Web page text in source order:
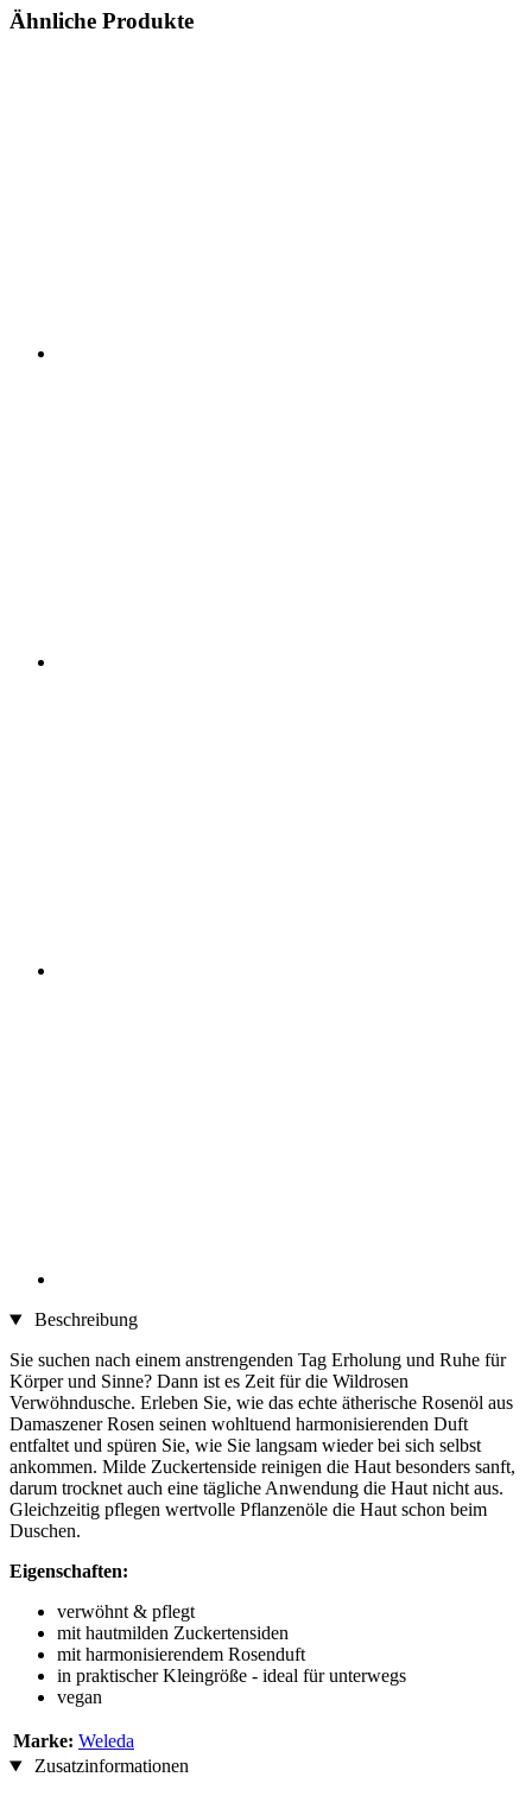
Ähnliche Produkte
Beschreibung
Sie suchen nach einem anstrengenden Tag Erholung und Ruhe für
Körper und Sinne? Dann ist es Zeit für die Wildrosen
Verwöhndusche. Erleben Sie, wie das echte ätherische Rosenöl aus
Damaszener Rosen seinen wohltuend harmonisierenden Duft
entfaltet und spüren Sie, wie Sie langsam wieder bei sich selbst
ankommen. Milde Zuckertenside reinigen die Haut besonders sanft,
darum trocknet auch eine tägliche Anwendung die Haut nicht aus.
Gleichzeitig pflegen wertvolle Pflanzenöle die Haut schon beim
Duschen.
Eigenschaften:
verwöhnt & pflegt
mit hautmilden Zuckertensiden
mit harmonisierendem Rosenduft
in praktischer Kleingröße - ideal für unterwegs
vegan
Marke: Weleda
Zusatzinformationen